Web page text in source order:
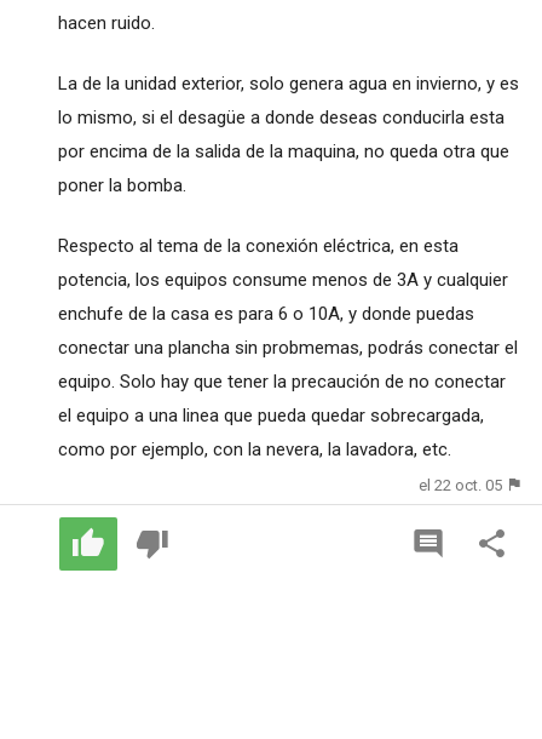
hacen ruido.
La de la unidad exterior, solo genera agua en invierno, y es
lo mismo, si el desagüe a donde deseas conducirla esta
por encima de la salida de la maquina, no queda otra que
poner la bomba.
Respecto al tema de la conexión eléctrica, en esta
potencia, los equipos consume menos de 3A y cualquier
enchufe de la casa es para 6 o 10A, y donde puedas
conectar una plancha sin probmemas, podrás conectar el
equipo. Solo hay que tener la precaución de no conectar
el equipo a una linea que pueda quedar sobrecargada,
como por ejemplo, con la nevera, la lavadora, etc.
el 22 oct. 05